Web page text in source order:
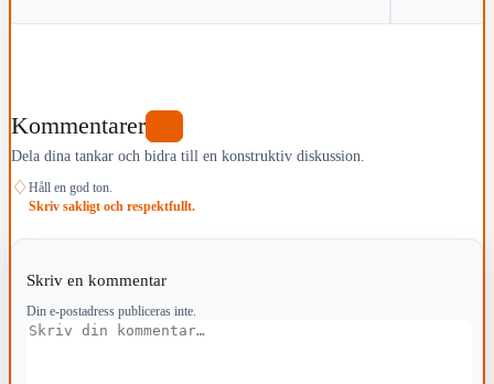
Kommentarer
Dela dina tankar och bidra till en konstruktiv diskussion.
♢ Håll en god ton.
Skriv sakligt och respektfullt.
Skriv en kommentar
Din e-postadress publiceras inte.
Kommentar